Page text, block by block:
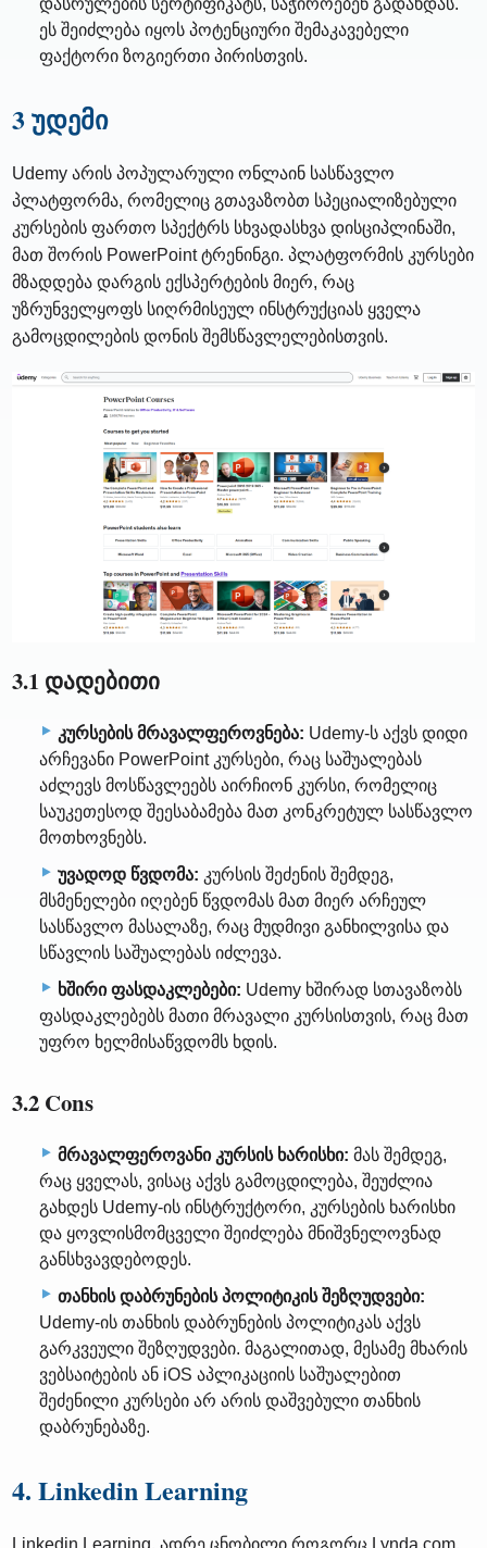
დასრულების სერტიფიკატს, საჭიროებენ გადახდას.
ეს შეიძლება იყოს პოტენციური შემაკავებელი
ფაქტორი ზოგიერთი პირისთვის.
3 უდემი
Udemy არის პოპულარული ონლაინ სასწავლო
პლატფორმა, რომელიც გთავაზობთ სპეციალიზებული
კურსების ფართო სპექტრს სხვადასხვა დისციპლინაში,
მათ შორის PowerPoint ტრენინგი. პლატფორმის კურსები
მზადდება დარგის ექსპერტების მიერ, რაც
უზრუნველყოფს სიღრმისეულ ინსტრუქციას ყველა
გამოცდილების დონის შემსწავლელებისთვის.
3.1 დადებითი
კურსების მრავალფეროვნება: Udemy-ს აქვს დიდი
არჩევანი PowerPoint კურსები, რაც საშუალებას
აძლევს მოსწავლეებს აირჩიონ კურსი, რომელიც
საუკეთესოდ შეესაბამება მათ კონკრეტულ სასწავლო
მოთხოვნებს.
უვადოდ წვდომა: კურსის შეძენის შემდეგ,
მსმენელები იღებენ წვდომას მათ მიერ არჩეულ
სასწავლო მასალაზე, რაც მუდმივი განხილვისა და
სწავლის საშუალებას იძლევა.
ხშირი ფასდაკლებები: Udemy ხშირად სთავაზობს
ფასდაკლებებს მათი მრავალი კურსისთვის, რაც მათ
უფრო ხელმისაწვდომს ხდის.
3.2 Cons
მრავალფეროვანი კურსის ხარისხი: მას შემდეგ,
რაც ყველას, ვისაც აქვს გამოცდილება, შეუძლია
გახდეს Udemy-ის ინსტრუქტორი, კურსების ხარისხი
და ყოვლისმომცველი შეიძლება მნიშვნელოვნად
განსხვავდებოდეს.
თანხის დაბრუნების პოლიტიკის შეზღუდვები:
Udemy-ის თანხის დაბრუნების პოლიტიკას აქვს
გარკვეული შეზღუდვები. მაგალითად, მესამე მხარის
ვებსაიტების ან iOS აპლიკაციის საშუალებით
შეძენილი კურსები არ არის დაშვებული თანხის
დაბრუნებაზე.
4. Linkedin Learning
Linkedin Learning, ადრე ცნობილი როგორც Lynda.com,